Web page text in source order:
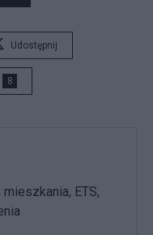
Udostępnij
8
ETS,